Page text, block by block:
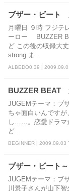
ブザー・ビート
月曜日 ９時 フジテ
ーロー BUZZER
ど この後の収録大
strong ま...
ALBEDO0.39 |
BUZZER BEAT
JUGEMテーマ：ブ
ちゃ面白いんです
し……。恋愛ドラマ
ど...
BEGINNER | 2009.09.03
ブザー・ビート
JUGEMテーマ：ブ
川景子さんが山下